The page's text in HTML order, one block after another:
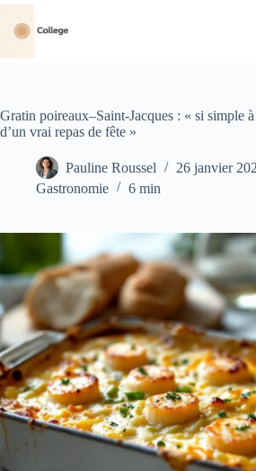
Passer
contenu
Gratin poireaux–Saint-Jacques : « si simple
d’un vrai repas de fête »
Pauline Roussel
26 janvier
Gastronomie
6 min